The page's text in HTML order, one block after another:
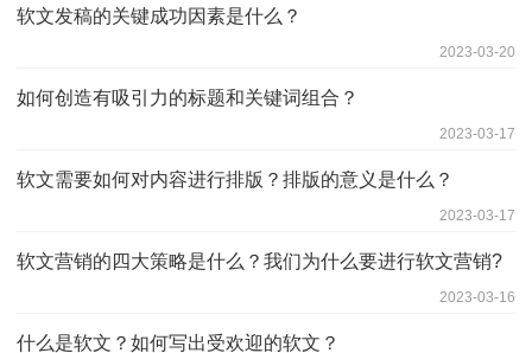
软文发稿的关键成功因素是什么？
2023-03-20
如何创造有吸引力的标题和关键词组合？
2023-03-17
软文需要如何对内容进行排版？排版的意义是什么？
2023-03-17
软文营销的四大策略是什么？我们为什么要进行软文营销?
2023-03-16
什么是软文？如何写出受欢迎的软文？